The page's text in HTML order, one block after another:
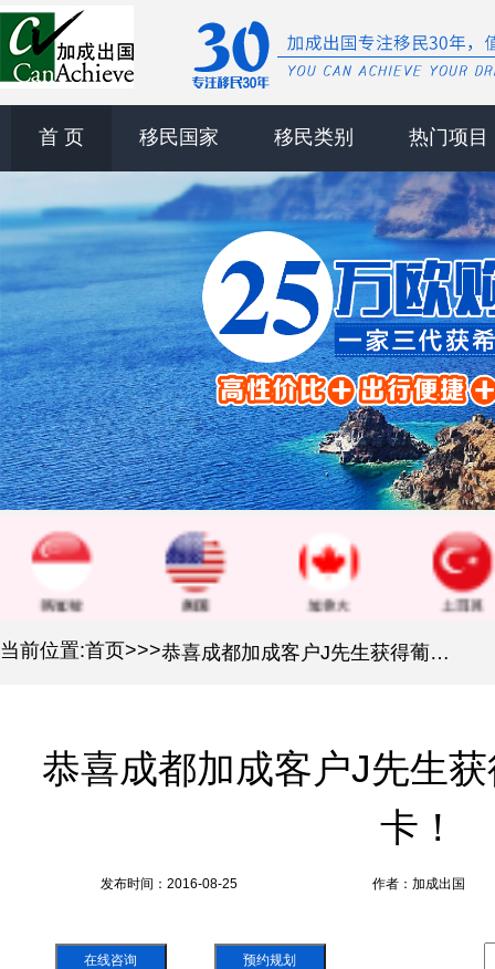
首 页 移民国家 移民类别 热门项目
当前位置:首页>>> 恭喜成都加成客户J先生获得葡萄牙黄金居留卡！
恭喜成都加成客户J先生
卡！
发布时间：2016-08-25 作者：加成出国
在线咨询 预约规划